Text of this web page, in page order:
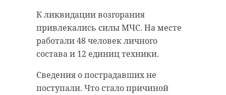
К ликвидации возгорания
привлекались силы МЧС. На месте
работали 48 человек личного
состава и 12 единиц техники.
Сведения о пострадавших не
поступали. Что стало причиной